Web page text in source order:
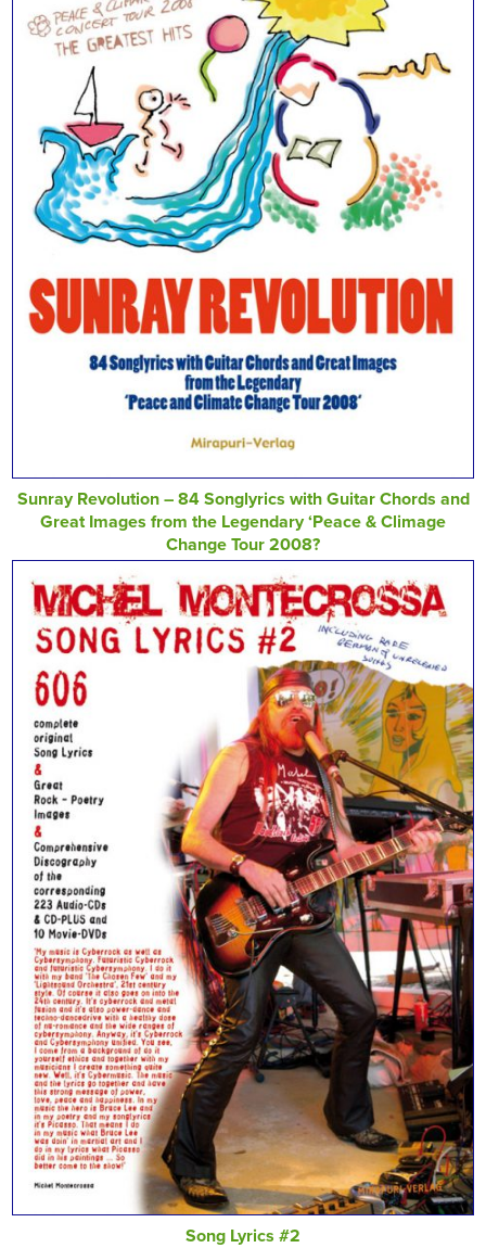
Sunray Revolution – 84 Songlyrics with Guitar Chords and
Great Images from the Legendary ‘Peace & Climage
Change Tour 2008?
Song Lyrics #2